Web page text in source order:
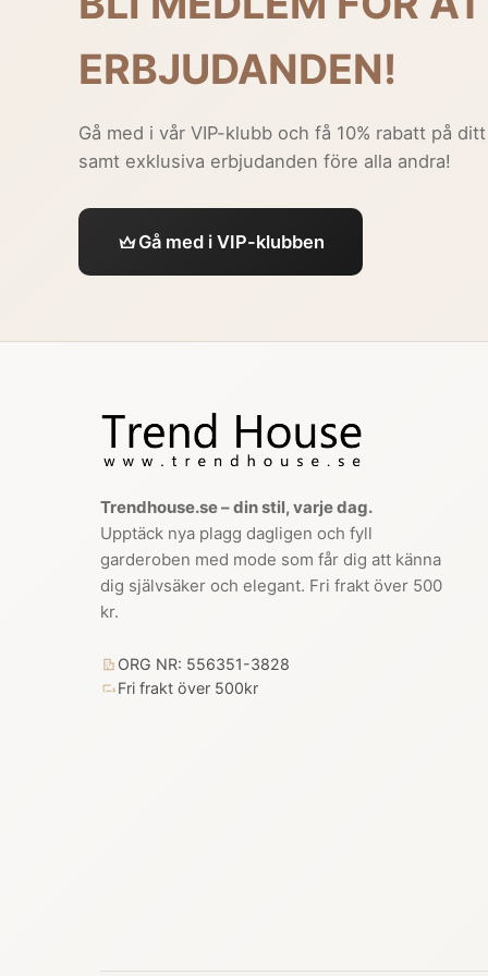
ERBJUDANDEN!
Gå med i vår VIP-klubb och få 10% rabatt på
samt exklusiva erbjudanden före alla andra!
Gå med i VIP-klubben
Trendhouse.se – din stil, varje dag.
Upptäck nya plagg dagligen och fyll
garderoben med mode som får dig att känna
dig självsäker och elegant. Fri frakt över 500
kr.
ORG NR: 556351-3828
Fri frakt över 500kr